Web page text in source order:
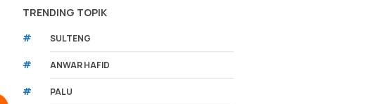
TRENDING TOPIK
#
SULTENG
# ANWAR HAFID
# PALU